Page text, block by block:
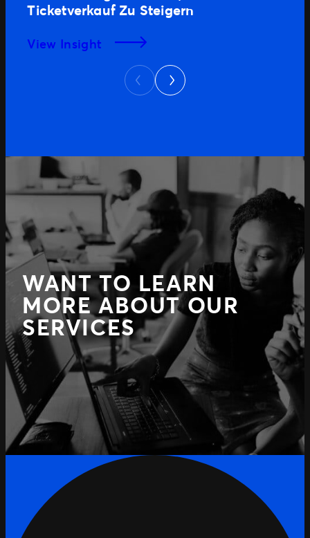
Ticketverkauf Zu Steigern
View Insight
Previous
Next
WANT TO LEARN
MORE ABOUT OUR
SERVICES